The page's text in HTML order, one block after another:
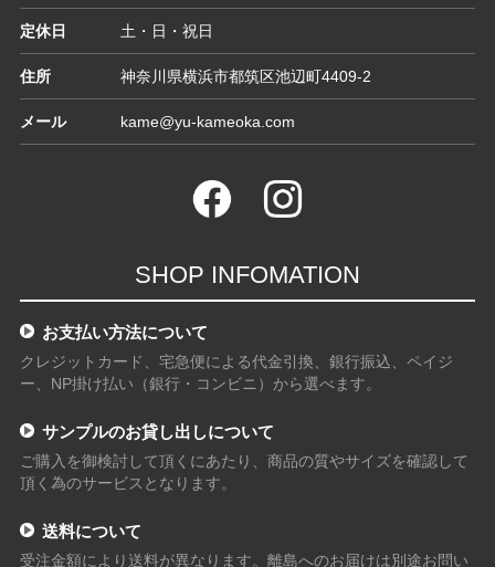
定休日 土・日・祝日
住所 神奈川県横浜市都筑区池辺町4409-2
メール kame@yu-kameoka.com
SHOP INFOMATION
お支払い方法について
クレジットカード、宅急便による代金引換、銀行振込、ペイジ
ー、NP掛け払い（銀行・コンビニ）から選べます。
サンプルのお貸し出しについて
ご購入を御検討して頂くにあたり、商品の質やサイズを確認して
頂く為のサービスとなります。
送料について
受注金額により送料が異なります。離島へのお届けは別途お問い